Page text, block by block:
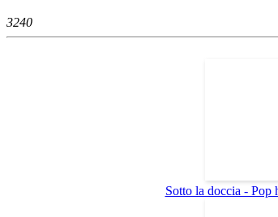
3240
Sotto la doccia -